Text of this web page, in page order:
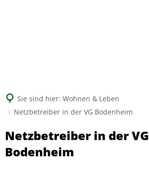
Sie sind hier: Wohnen & Leben
Netzbetreiber in der VG Bodenheim
Netzbetreiber
in
Netzbetreiber in der VG
Bodenheim